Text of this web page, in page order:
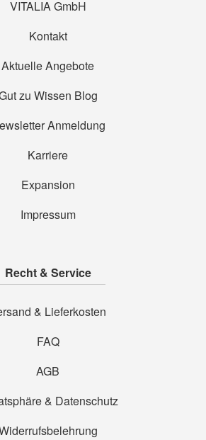
VITALIA GmbH
Kontakt
Aktuelle Angebote
zu Wissen Blog
Anmeldung
Karriere
Expansion
Impressum
Recht & Service
& Lieferkosten
FAQ
AGB
& Datenschutz